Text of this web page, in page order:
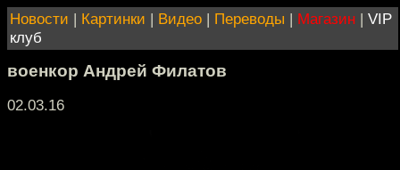
Новости | Картинки | Видео | Переводы | Магазин | VIP
клуб
военкор Андрей Филатов
02.03.16